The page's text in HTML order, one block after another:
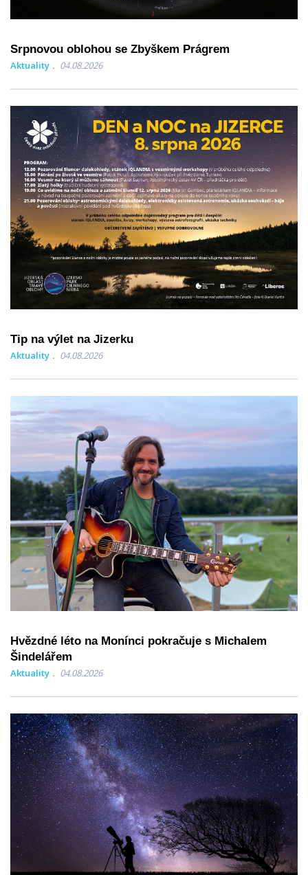
Srpnovou oblohou se Zbyškem Prágrem
Aktuality 04.08.2026
Tip na výlet na Jizerku
Aktuality 04.08.2026
Hvězdné léto na Monínci pokračuje s Michalem
Šindelářem
Aktuality 04.08.2026